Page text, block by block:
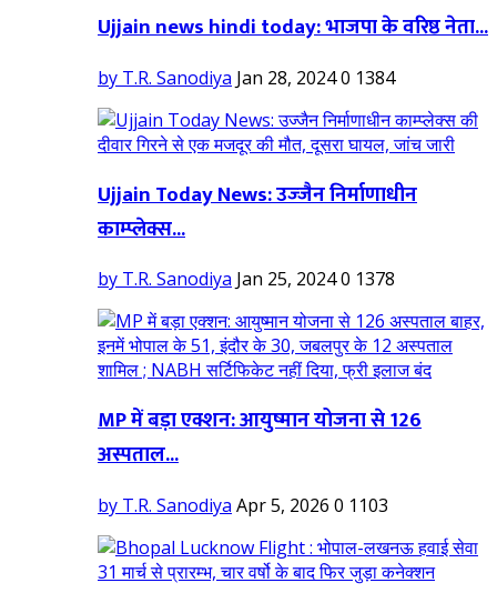
Ujjain news hindi today: भाजपा के वरिष्ठ नेता...
by T.R. Sanodiya Jan 28, 20240 1384
Ujjain Today News: उज्‍जैन निर्माणाधीन
काम्प्लेक्स...
by T.R. Sanodiya Jan 25, 20240 1378
MP में बड़ा एक्शन: आयुष्मान योजना से 126
अस्पताल...
by T.R. Sanodiya Apr 5, 2026 0 1103